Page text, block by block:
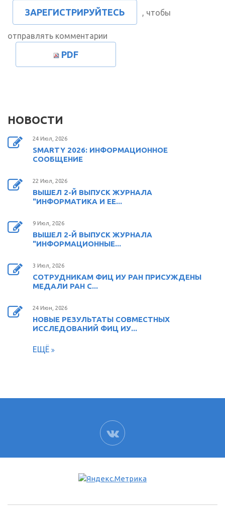
ЗАРЕГИСТРИРУЙТЕСЬ , чтобы
отправлять комментарии
PDF
НОВОСТИ
24 Июл, 2026
SMARTY 2026: ИНФОРМАЦИОННОЕ
СООБЩЕНИЕ
22 Июл, 2026
ВЫШЕЛ 2-Й ВЫПУСК ЖУРНАЛА
"ИНФОРМАТИКА И ЕЕ...
9 Июл, 2026
ВЫШЕЛ 2-Й ВЫПУСК ЖУРНАЛА
"ИНФОРМАЦИОННЫЕ...
3 Июл, 2026
СОТРУДНИКАМ ФИЦ ИУ РАН ПРИСУЖДЕНЫ
МЕДАЛИ РАН С...
24 Июн, 2026
НОВЫЕ РЕЗУЛЬТАТЫ СОВМЕСТНЫХ
ИССЛЕДОВАНИЙ ФИЦ ИУ...
ЕЩЁ
ВК